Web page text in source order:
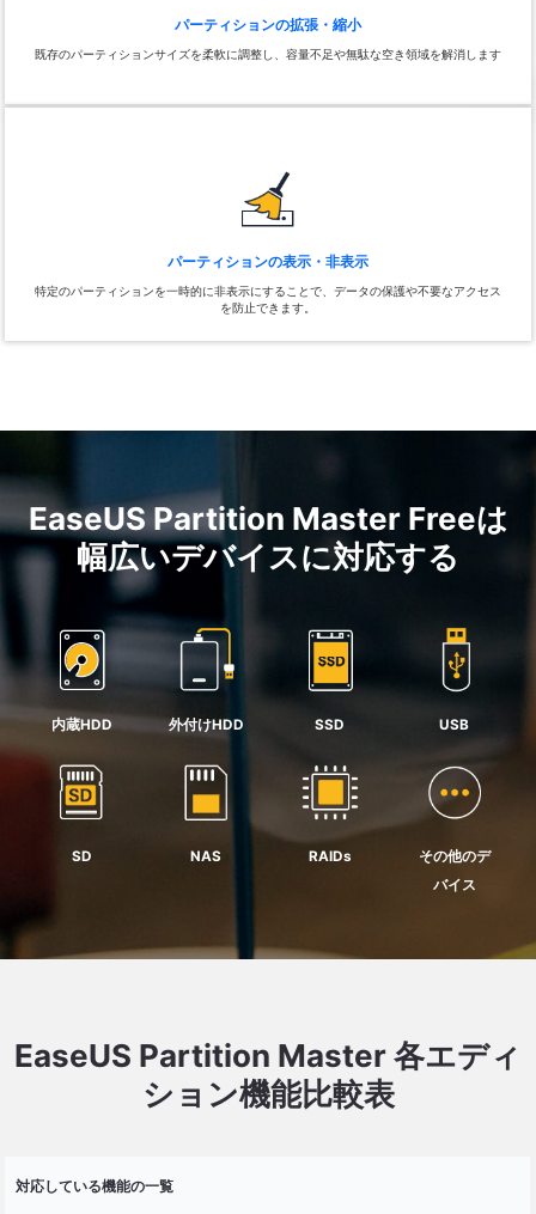
パーティションの拡張・縮小
既存のパーティションサイズを柔軟に調整し、容量不足や無駄な空き領域を解消します
パーティションの表示・非表示
特定のパーティションを一時的に非表示にすることで、データの保護や不要なアクセス
を防止できます。
EaseUS Partition Master Freeは
幅広いデバイスに対応する
内蔵HDD 外付けHDD SSD USB
SD NAS RAIDs
その他のデ
バイス
EaseUS Partition Master 各エディ
ション機能比較表
対応している機能の一覧